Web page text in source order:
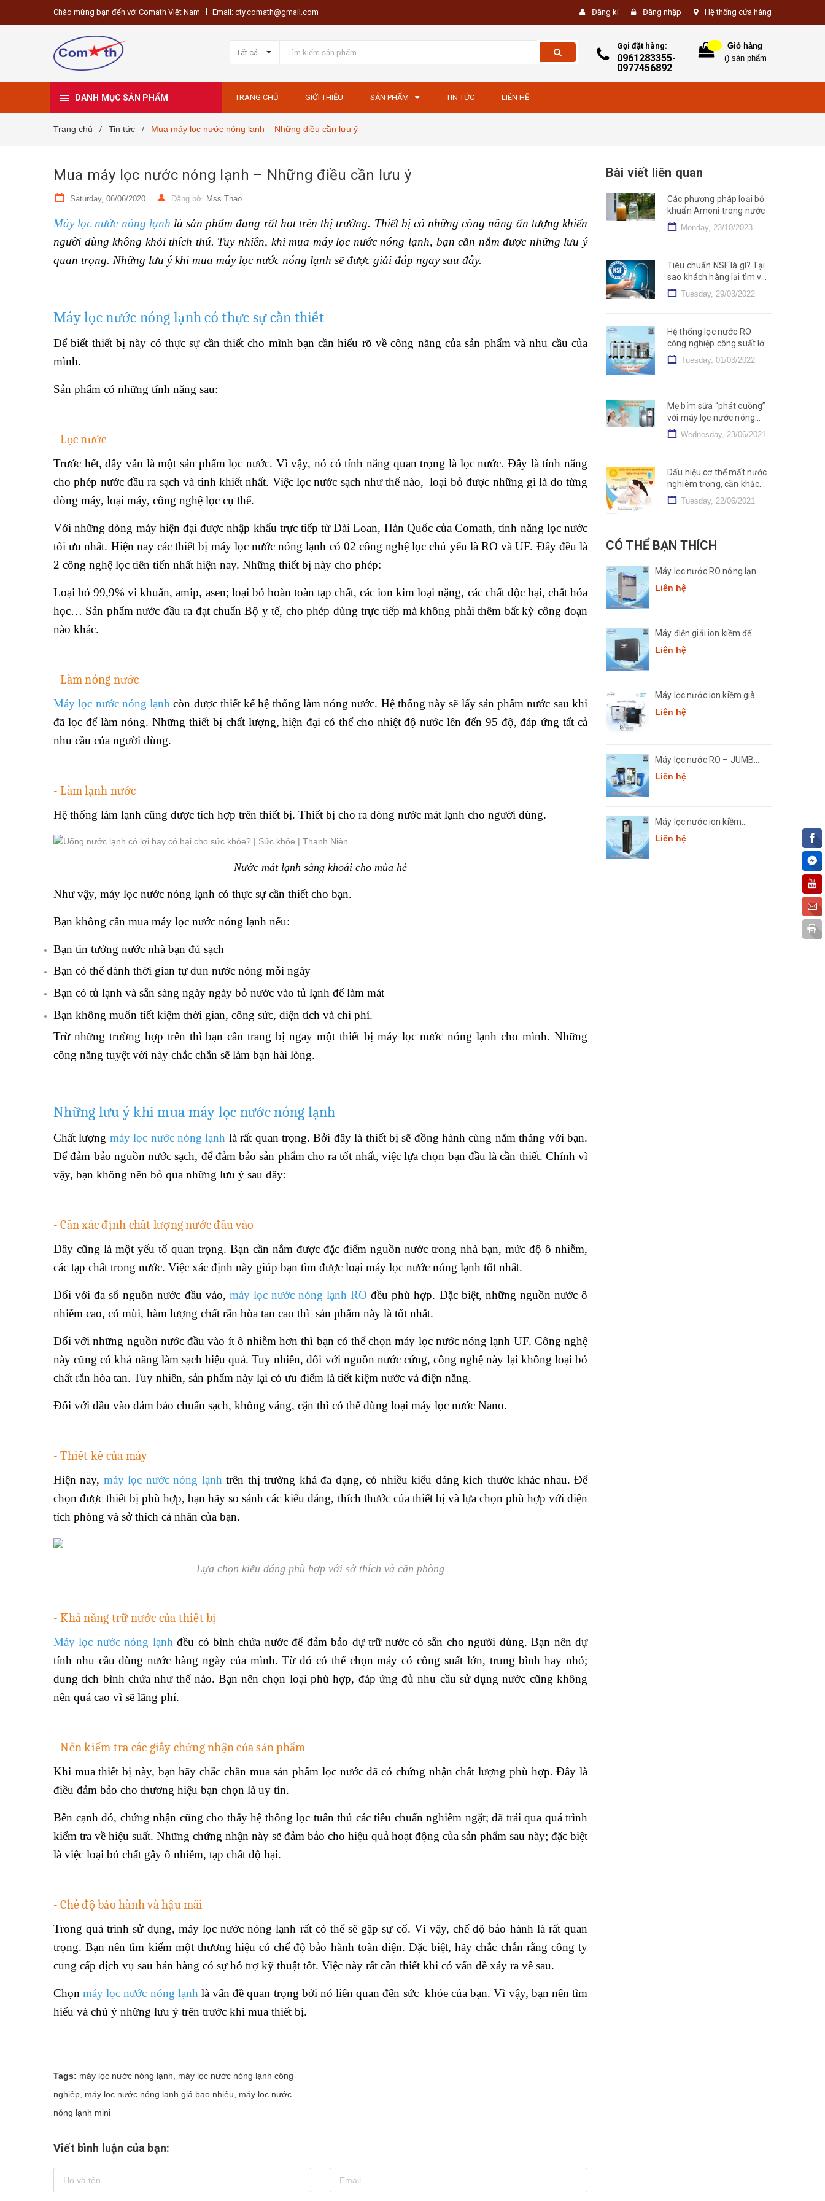
Chào mừng bạn đến với Comath Việt Nam Email: cty.comath@gmail.com Đăng kí Đăng nhập Hệ thống cửa hàng
Tất cả
Gọi đặt hàng:
0961283355-
0977456892
Giỏ hàng
() sản phẩm
DANH MỤC SẢN PHẨM TRANG CHỦ GIỚI THIỆU SẢN PHẨM TIN TỨC LIÊN HỆ
Trang chủ / Tin tức / Mua máy lọc nước nóng lạnh – Những điều cần lưu ý
Mua máy lọc nước nóng lạnh – Những điều cần lưu ý
Saturday, 06/06/2020 Đăng bởi Mss Thao
Máy lọc nước nóng lạnh là sản phẩm đang rất hot trên thị trường. Thiết bị có những công năng ấn tượng khiến
người dùng không khỏi thích thú. Tuy nhiên, khi mua máy lọc nước nóng lạnh, bạn cần nắm được những lưu ý
quan trọng. Những lưu ý khi mua máy lọc nước nóng lạnh sẽ được giải đáp ngay sau đây.
Máy lọc nước nóng lạnh có thực sự cần thiết
Để biết thiết bị này có thực sự cần thiết cho mình bạn cần hiểu rõ về công năng của sản phẩm và nhu cầu của
mình.
Sản phẩm có những tính năng sau:
- Lọc nước
Trước hết, đây vẫn là một sản phẩm lọc nước. Vì vậy, nó có tính năng quan trọng là lọc nước. Đây là tính năng
cho phép nước đầu ra sạch và tinh khiết nhất. Việc lọc nước sạch như thế nào, loại bỏ được những gì là do từng
dòng máy, loại máy, công nghệ lọc cụ thể.
Với những dòng máy hiện đại được nhập khẩu trực tiếp từ Đài Loan, Hàn Quốc của Comath, tính năng lọc nước
tối ưu nhất. Hiện nay các thiết bị máy lọc nước nóng lạnh có 02 công nghệ lọc chủ yếu là RO và UF. Đây đều là
2 công nghệ lọc tiên tiến nhất hiện nay. Những thiết bị này cho phép:
Loại bỏ 99,9% vi khuẩn, amip, asen; loại bỏ hoàn toàn tạp chất, các ion kim loại nặng, các chất độc hại, chất hóa
học… Sản phẩm nước đầu ra đạt chuẩn Bộ y tế, cho phép dùng trực tiếp mà không phải thêm bất kỳ công đoạn
nào khác.
- Làm nóng nước
Máy lọc nước nóng lạnh còn được thiết kế hệ thống làm nóng nước. Hệ thống này sẽ lấy sản phẩm nước sau khi
đã lọc để làm nóng. Những thiết bị chất lượng, hiện đại có thể cho nhiệt độ nước lên đến 95 độ, đáp ứng tất cả
nhu cầu của người dùng.
- Làm lạnh nước
Hệ thống làm lạnh cũng được tích hợp trên thiết bị. Thiết bị cho ra dòng nước mát lạnh cho người dùng.
Nước mát lạnh sảng khoái cho mùa hè
Như vậy, máy lọc nước nóng lạnh có thực sự cần thiết cho bạn.
Bạn không cần mua máy lọc nước nóng lạnh nếu:
Bạn tin tưởng nước nhà bạn đủ sạch
Bạn có thể dành thời gian tự đun nước nóng mỗi ngày
Bạn có tủ lạnh và sẵn sàng ngày ngày bỏ nước vào tủ lạnh để làm mát
Bạn không muốn tiết kiệm thời gian, công sức, diện tích và chi phí.
Trừ những trường hợp trên thì bạn cần trang bị ngay một thiết bị máy lọc nước nóng lạnh cho mình. Những
công năng tuyệt vời này chắc chắn sẽ làm bạn hài lòng.
Những lưu ý khi mua máy lọc nước nóng lạnh
Chất lượng máy lọc nước nóng lạnh là rất quan trọng. Bởi đây là thiết bị sẽ đồng hành cùng năm tháng với bạn.
Để đảm bảo nguồn nước sạch, để đảm bảo sản phẩm cho ra tốt nhất, việc lựa chọn bạn đầu là cần thiết. Chính vì
vậy, bạn không nên bỏ qua những lưu ý sau đây:
- Cần xác định chất lượng nước đầu vào
Đây cũng là một yếu tố quan trọng. Bạn cần nắm được đặc điểm nguồn nước trong nhà bạn, mức độ ô nhiễm,
các tạp chất trong nước. Việc xác định này giúp bạn tìm được loại máy lọc nước nóng lạnh tốt nhất.
Đối với đa số nguồn nước đầu vào, máy lọc nước nóng lạnh RO đều phù hợp. Đặc biệt, những nguồn nước ô
nhiễm cao, có mùi, hàm lượng chất rắn hòa tan cao thì sản phẩm này là tốt nhất.
Đối với những nguồn nước đầu vào ít ô nhiễm hơn thì bạn có thể chọn máy lọc nước nóng lạnh UF. Công nghệ
này cũng có khả năng làm sạch hiệu quả. Tuy nhiên, đối với nguồn nước cứng, công nghệ này lại không loại bỏ
chất rắn hòa tan. Tuy nhiên, sản phẩm này lại có ưu điểm là tiết kiệm nước và điện năng.
Đối với đầu vào đảm bảo chuẩn sạch, không váng, cặn thì có thể dùng loại máy lọc nước Nano.
- Thiết kế của máy
Hiện nay, máy lọc nước nóng lạnh trên thị trường khá đa dạng, có nhiều kiểu dáng kích thước khác nhau. Để
chọn được thiết bị phù hợp, bạn hãy so sánh các kiểu dáng, thích thước của thiết bị và lựa chọn phù hợp với diện
tích phòng và sở thích cá nhân của bạn.
Lựa chọn kiểu dáng phù hợp với sở thích và căn phòng
- Khả năng trữ nước của thiết bị
Máy lọc nước nóng lạnh đều có bình chứa nước để đảm bảo dự trữ nước có sẵn cho người dùng. Bạn nên dự
tính nhu cầu dùng nước hàng ngày của mình. Từ đó có thể chọn máy có công suất lớn, trung bình hay nhỏ;
dung tích bình chứa như thế nào. Bạn nên chọn loại phù hợp, đáp ứng đủ nhu cầu sử dụng nước cũng không
nên quá cao vì sẽ lãng phí.
- Nên kiểm tra các giấy chứng nhận của sản phẩm
Khi mua thiết bị này, bạn hãy chắc chắn mua sản phẩm lọc nước đã có chứng nhận chất lượng phù hợp. Đây là
điều đảm bảo cho thương hiệu bạn chọn là uy tín.
Bên cạnh đó, chứng nhận cũng cho thấy hệ thống lọc tuân thủ các tiêu chuẩn nghiêm ngặt; đã trải qua quá trình
kiểm tra về hiệu suất. Những chứng nhận này sẽ đảm bảo cho hiệu quả hoạt động của sản phẩm sau này; đặc biệt
là việc loại bỏ chất gây ô nhiễm, tạp chất độ hại.
- Chế độ bảo hành và hậu mãi
Trong quá trình sử dụng, máy lọc nước nóng lạnh rất có thể sẽ gặp sự cố. Vì vậy, chế độ bảo hành là rất quan
trọng. Bạn nên tìm kiếm một thương hiệu có chế độ bảo hành toàn diện. Đặc biệt, hãy chắc chắn rằng công ty
cung cấp dịch vụ sau bán hàng có sự hỗ trợ kỹ thuật tốt. Việc này rất cần thiết khi có vấn đề xảy ra về sau.
Chọnmáy lọc nước nóng lạnh là vấn đề quan trọng bởi nó liên quan đến sức khỏe của bạn. Vì vậy, bạn nên tìm
hiểu và chú ý những lưu ý trên trước khi mua thiết bị.
Tags: máy lọc nước nóng lạnh
máy lọc nước nóng lạnh công
nghiệp máy lọc nước nóng lạnh giá bao nhiêu
máy lọc nước
nóng lạnh mini
Viết bình luận của bạn:
Bài viết liên quan
Các phương pháp loại bỏ
khuẩn Amoni trong nước
Monday, 23/10/2023
Tiêu chuẩn NSF là gì? Tại
sao khách hàng lại tìm và
dùng sản phẩm NSF?
Tuesday, 29/03/2022
Hệ thống lọc nước RO
công nghiệp công suất lớn
2000L, 5000L, 10000L/h
Tuesday, 01/03/2022
Mẹ bỉm sữa “phát cuồng”
với máy lọc nước nóng
lạnh nguội – Tại sao lại
vậy?
Wednesday, 23/06/2021
Dấu hiệu cơ thể mất nước
nghiêm trọng, cần khắc
phục nhanh chóng
Tuesday, 22/06/2021
CÓ THỂ BẠN THÍCH
Máy lọc nước RO nóng lạnh
công suất lớn Comath
CM2681-50
Liên hệ
Máy điện giải ion kiềm để
bàn Comath Smart CM-
Liên hệ
Máy lọc nước ion kiềm giàu
hydro Crewelter 9 Hàn Quốc
Liên hệ
Máy lọc nước RO – JUMBO
Comath CM7
Liên hệ
Máy lọc nước ion kiềm
thông minh Comath Smart
CM3668
Liên hệ